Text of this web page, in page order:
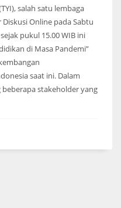
salah satu lembaga
Online pada Sabtu
pukul 15.00 WIB ini
di Masa Pandemi”
saat ini. Dalam
stakeholder yang